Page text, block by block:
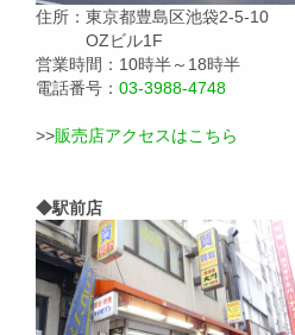
住所：東京都豊島区池袋2-5-10
OZビル1F
営業時間：10時半～18時半
電話番号： 03-3988-4748
>>販売店アクセスはこちら
◆駅前店